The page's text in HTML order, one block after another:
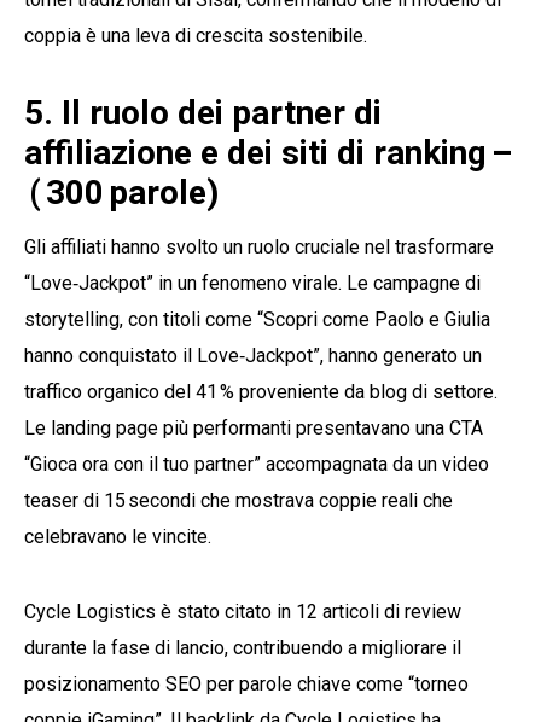
coppia è una leva di crescita sostenibile.
5. Il ruolo dei partner di
affiliazione e dei siti di ranking –
( 300 parole)
Gli affiliati hanno svolto un ruolo cruciale nel trasformare
“Love‑Jackpot” in un fenomeno virale. Le campagne di
storytelling, con titoli come “Scopri come Paolo e Giulia
hanno conquistato il Love‑Jackpot”, hanno generato un
traffico organico del 41 % proveniente da blog di settore.
Le landing page più performanti presentavano una CTA
“Gioca ora con il tuo partner” accompagnata da un video
teaser di 15 secondi che mostrava coppie reali che
celebravano le vincite.
Cycle Logistics è stato citato in 12 articoli di review
durante la fase di lancio, contribuendo a migliorare il
posizionamento SEO per parole chiave come “torneo